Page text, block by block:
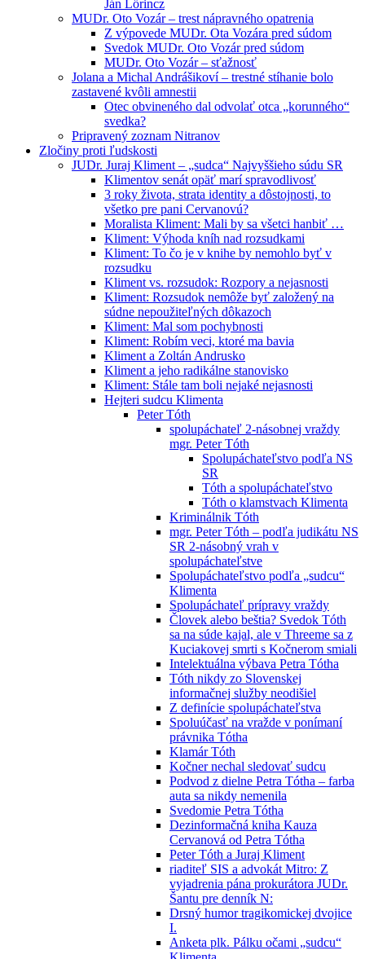
Ján Lőrincz
MUDr. Oto Vozár – trest nápravného opatrenia
Z výpovede MUDr. Ota Vozára pred súdom
Svedok MUDr. Oto Vozár pred súdom
MUDr. Oto Vozár – sťažnosť
Jolana a Michal Andrášikoví – trestné stíhanie bolo
zastavené kvôli amnestii
Otec obvineného dal odvolať otca „korunného“
svedka?
Pripravený zoznam Nitranov
Zločiny proti ľudskosti
JUDr. Juraj Kliment – „sudca“ Najvyššieho súdu SR
Klimentov senát opäť marí spravodlivosť
3 roky života, strata identity a dôstojnosti, to
všetko pre pani Cervanovú?
Moralista Kliment: Mali by sa všetci hanbiť …
Kliment: Výhoda kníh nad rozsudkami
Kliment: To čo je v knihe by nemohlo byť v
rozsudku
Kliment vs. rozsudok: Rozpory a nejasnosti
Kliment: Rozsudok nemôže byť založený na
súdne nepoužiteľných dôkazoch
Kliment: Mal som pochybnosti
Kliment: Robím veci, ktoré ma bavia
Kliment a Zoltán Andrusko
Kliment a jeho radikálne stanovisko
Kliment: Stále tam boli nejaké nejasnosti
Hejteri sudcu Klimenta
Peter Tóth
spolupáchateľ 2-násobnej vraždy
mgr. Peter Tóth
Spolupáchateľstvo podľa NS
SR
Tóth a spolupáchateľstvo
Tóth o klamstvach Klimenta
Kriminálnik Tóth
mgr. Peter Tóth – podľa judikátu NS
SR 2-násobný vrah v
spolupáchateľstve
Spolupáchateľstvo podľa „sudcu“
Klimenta
Spolupáchateľ prípravy vraždy
Človek alebo beštia? Svedok Tóth
sa na súde kajal, ale v Threeme sa z
Kuciakovej smrti s Kočnerom smiali
Intelektuálna výbava Petra Tótha
Tóth nikdy zo Slovenskej
informačnej služby neodišiel
Z definície spolupáchateľstva
Spoluúčasť na vražde v ponímaní
právnika Tótha
Klamár Tóth
Kočner nechal sledovať sudcu
Podvod z dielne Petra Tótha – farba
auta sa nikdy nemenila
Svedomie Petra Tótha
Dezinformačná kniha Kauza
Cervanová od Petra Tótha
Peter Tóth a Juraj Kliment
riaditeľ SIS a advokát Mitro: Z
vyjadrenia pána prokurátora JUDr.
Šantu pre denník N:
Drsný humor tragikomickej dvojice
I.
Anketa plk. Pálku očami „sudcu“